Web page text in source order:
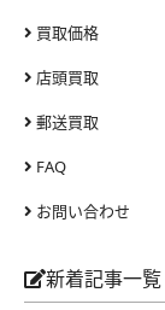
買取価格
店頭買取
郵送買取
FAQ
お問い合わせ
新着記事一覧